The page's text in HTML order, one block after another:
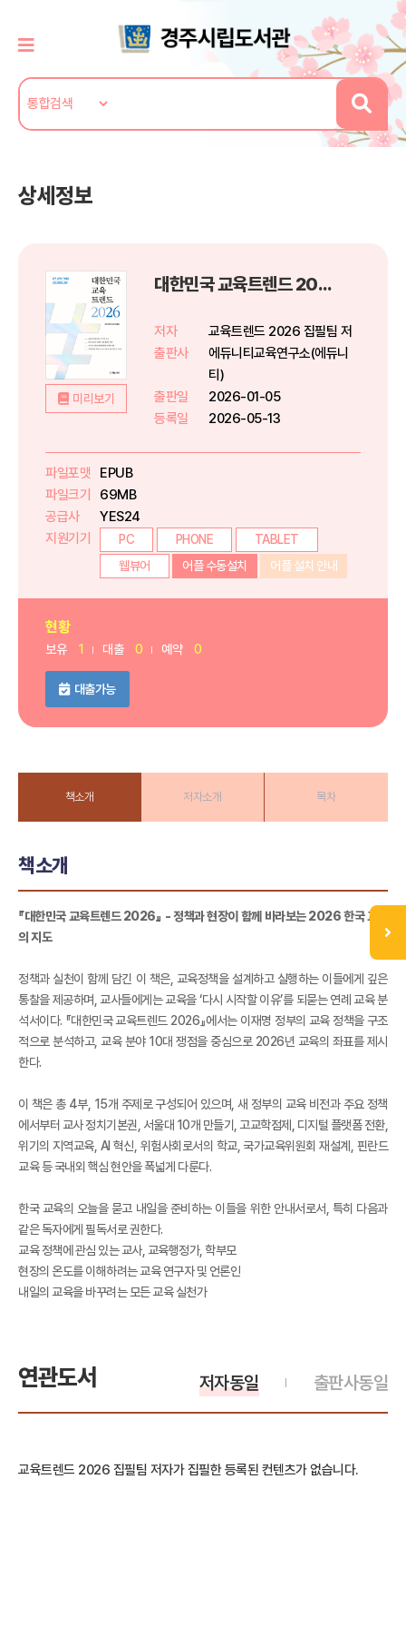
상세정보
미리보기
대한민국 교육트렌드 2026
저자
교육트렌드 2026 집필팀 저
출판사
에듀니티교육연구소(에듀니
티)
출판일
2026-01-05
등록일
2026-05-13
파일포맷
EPUB
파일크기
69MB
공급사
YES24
지원기기
PC PHONE
TABLET
웹뷰어
어플 수동설치 어플 설치 안내
현황
보유 1 대출 0 예약 0
대출가능
책소개 저자소개 목차
책소개
『대한민국 교육트렌드 2026』 - 정책과 현장이 함께 바라보는 2026 한국 교육
의 지도
정책과 실천이 함께 담긴 이 책은, 교육정책을 설계하고 실행하는 이들에게 깊은
통찰을 제공하며, 교사들에게는 교육을 ‘다시 시작할 이유’를 되묻는 연례 교육 분
석서이다. 『대한민국 교육트렌드 2026』에서는 이재명 정부의 교육 정책을 구조
적으로 분석하고, 교육 분야 10대 쟁점을 중심으로 2026년 교육의 좌표를 제시
한다.
이 책은 총 4부, 15개 주제로 구성되어 있으며, 새 정부의 교육 비전과 주요 정책
에서부터 교사 정치기본권, 서울대 10개 만들기, 고교학점제, 디지털 플랫폼 전환,
위기의 지역교육, AI 혁신, 위험사회로서의 학교, 국가교육위원회 재설계, 핀란드
교육 등 국내외 핵심 현안을 폭넓게 다룬다.
한국 교육의 오늘을 묻고 내일을 준비하는 이들을 위한 안내서로서, 특히 다음과
같은 독자에게 필독서로 권한다.
교육 정책에 관심 있는 교사, 교육행정가, 학부모
현장의 온도를 이해하려는 교육 연구자 및 언론인
내일의 교육을 바꾸려는 모든 교육 실천가
연관도서 출판사동일
저자동일
교육트렌드 2026 집필팀 저자가 집필한 등록된 컨텐츠가 없습니다.